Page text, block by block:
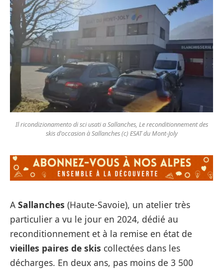
Il ricondizionamento di sci usati a Sallanches, Le reconditionnement des
skis d'occasion à Sallanches (c) ESAT du Mont-Joly
A Sallanches (Haute-Savoie), un atelier très
particulier a vu le jour en 2024, dédié au
reconditionnement et à la remise en état de
vieilles paires de skis collectées dans les
décharges. En deux ans, pas moins de 3 500